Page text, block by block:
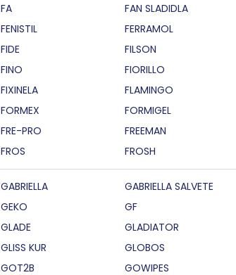
FA FAN SLADIDLA
FENISTIL
FERRAMOL
FIDE
FILSON
FINO
FIORILLO
FIXINELA
FLAMINGO
FORMEX
FORMIGEL
FRE-PRO
FREEMAN
FROS
FROSH
GABRIELLA GABRIELLA SALVETE
GEKO
GF
GLADE
GLADIATOR
GLISS KUR
GLOBOS
GOT2B
GOWIPES